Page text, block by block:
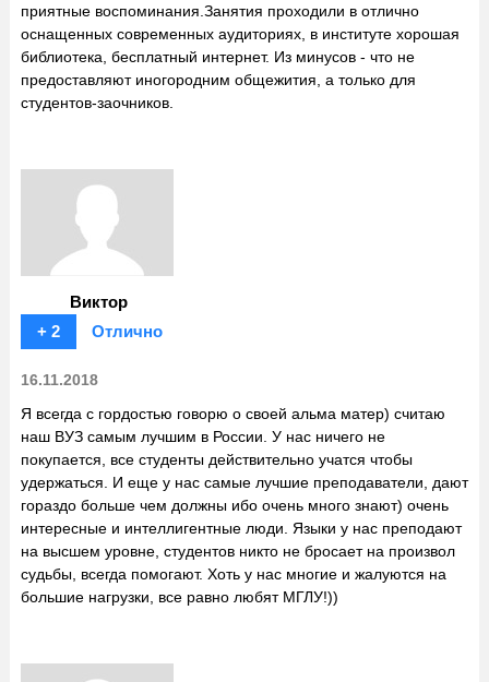
приятные воспоминания.Занятия проходили в отлично
оснащенных современных аудиториях, в институте хорошая
библиотека, бесплатный интернет. Из минусов - что не
предоставляют иногородним общежития, а только для
студентов-заочников.
Виктор
+ 2
Отлично
16.11.2018
Я всегда с гордостью говорю о своей альма матер) считаю
наш ВУЗ самым лучшим в России. У нас ничего не
покупается, все студенты действительно учатся чтобы
удержаться. И еще у нас самые лучшие преподаватели, дают
гораздо больше чем должны ибо очень много знают) очень
интересные и интеллигентные люди. Языки у нас преподают
на высшем уровне, студентов никто не бросает на произвол
судьбы, всегда помогают. Хоть у нас многие и жалуются на
большие нагрузки, все равно любят МГЛУ!))